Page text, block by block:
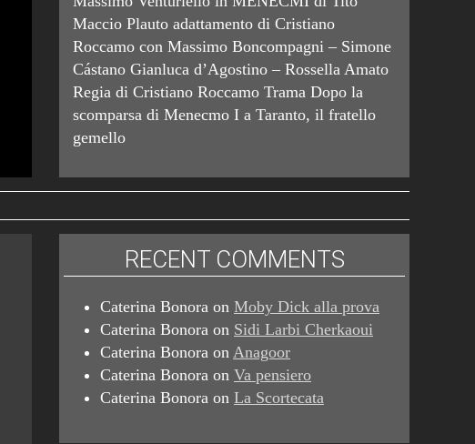
Maccio Plauto adattamento di Cristiano
Roccamo con Massimo Boncompagni – Simone
Cástano Gianluca d’Agostino – Rossella Amato
Regia di Cristiano Roccamo Trama Dopo la
scomparsa di Menecmo I a Taranto, il fratello
gemello
RECENT COMMENTS
Caterina Bonora onMoby Dick alla prova
Caterina Bonora on Sidi Larbi Cherkaoui
Caterina Bonora onAnagoor
Caterina Bonora onVa pensiero
Caterina Bonora onLa Scortecata